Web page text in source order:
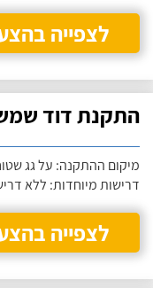
לצפייה
התקנת דוד שמש
מיקום ההתקנה: על גג
דרישות מיוחדות: ללא
לצפייה